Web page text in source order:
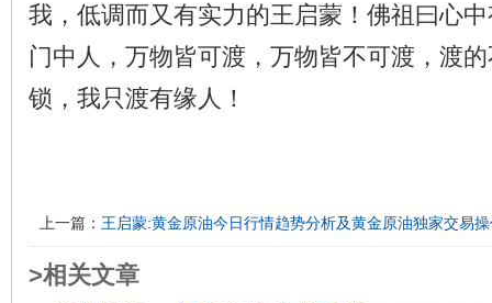
我，低调而又有实力的王启蒙！佛祖曰心
门中人，万物皆可渡，万物皆不可渡，渡
锁，我只渡有缘人！
上一篇： 王启蒙:黄金原油今日行情趋势分析及黄金原油独家交易
>相关文章